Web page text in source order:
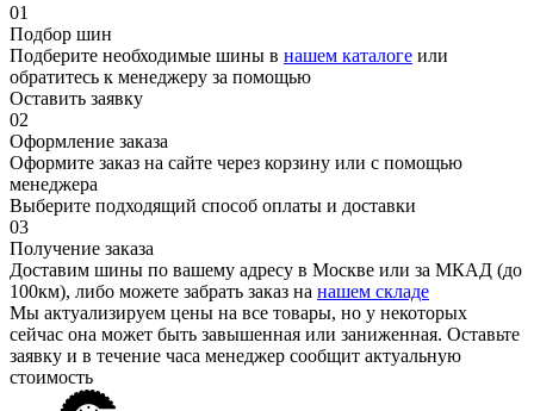
01
Подбор шин
Подберите необходимые шины в нашем каталоге или
обратитесь к менеджеру за помощью
Оставить заявку
02
Оформление заказа
Оформите заказ на сайте через корзину или с помощью
менеджера
Выберите подходящий способ оплаты и доставки
03
Получение заказа
Доставим шины по вашему адресу в Москве или за МКАД (до
100км), либо можете забрать заказ на нашем складе
Мы актуализируем цены на все товары, но у некоторых
сейчас она может быть завышенная или заниженная. Оставьте
заявку и в течение часа менеджер сообщит актуальную
стоимость